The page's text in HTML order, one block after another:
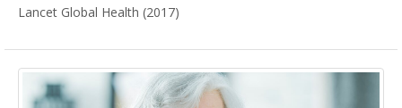
Lancet Global Health (2017)